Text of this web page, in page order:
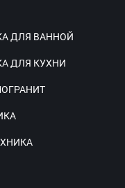
ДЛЯ ВАННОЙ
ДЛЯ КУХНИ